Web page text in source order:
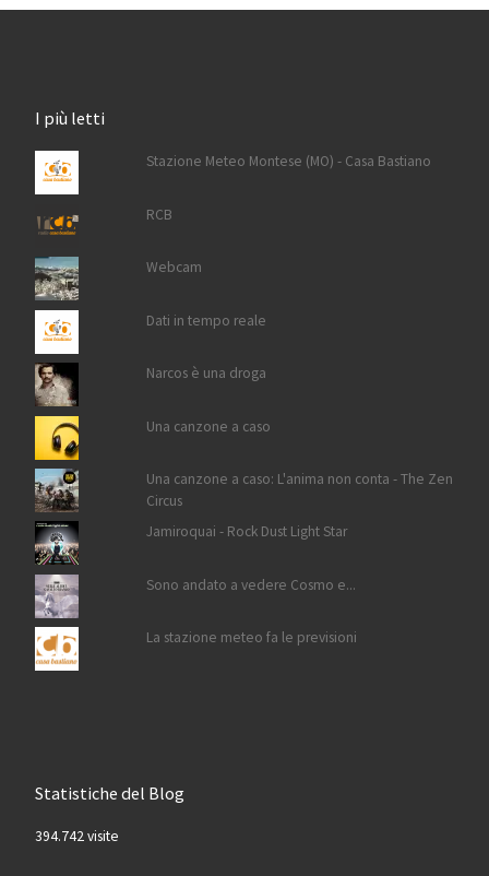
I più letti
Stazione Meteo Montese (MO) - Casa Bastiano
RCB
Webcam
Dati in tempo reale
Narcos è una droga
Una canzone a caso
Una canzone a caso: L'anima non conta - The Zen
Circus
Jamiroquai - Rock Dust Light Star
Sono andato a vedere Cosmo e...
La stazione meteo fa le previsioni
Statistiche del Blog
394.742 visite